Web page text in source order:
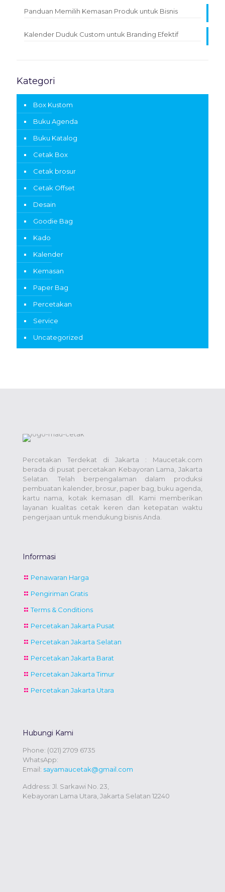
Panduan Memilih Kemasan Produk untuk Bisnis
Kalender Duduk Custom untuk Branding Efektif
Kategori
Box Kustom
Buku Agenda
Buku Katalog
Cetak Box
Cetak brosur
Cetak Offset
Desain
Goodie Bag
Kado
Kalender
Kemasan
Paper Bag
Percetakan
Service
Uncategorized
Percetakan Terdekat di Jakarta : Maucetak.com
berada di pusat percetakan Kebayoran Lama, Jakarta
Selatan. Telah berpengalaman dalam produksi
pembuatan kalender, brosur, paper bag, buku agenda,
kartu nama, kotak kemasan dll. Kami memberikan
layanan kualitas cetak keren dan ketepatan waktu
pengerjaan untuk mendukung bisnis Anda.
Informasi
Penawaran Harga
Pengiriman Gratis
Terms & Conditions
Percetakan Jakarta Pusat
Percetakan Jakarta Selatan
Percetakan Jakarta Barat
Percetakan Jakarta Timur
Percetakan Jakarta Utara
Hubungi Kami
Phone: (021) 2709 6735
WhatsApp:
Email: sayamaucetak@gmail.com
Address: Jl. Sarkawi No. 23,
Kebayoran Lama Utara, Jakarta Selatan 12240